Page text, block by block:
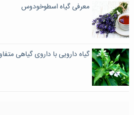
معرفی گیاه اسطوخودوس
گیاه دارویی با داروی گیاهی